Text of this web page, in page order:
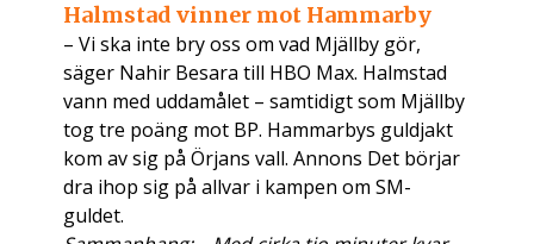
Halmstad vinner mot Hammarby
– Vi ska inte bry oss om vad Mjällby gör,
säger Nahir Besara till HBO Max. Halmstad
vann med uddamålet – samtidigt som Mjällby
tog tre poäng mot BP. Hammarbys guldjakt
kom av sig på Örjans vall. Annons Det börjar
dra ihop sig på allvar i kampen om SM-
guldet.